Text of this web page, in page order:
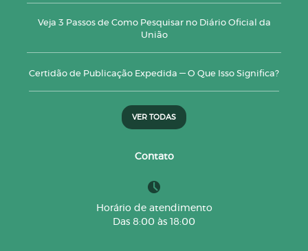
Veja 3 Passos de Como Pesquisar no Diário Oficial da
União
Certidão de Publicação Expedida — O Que Isso Significa?
VER TODAS
Contato
Horário de atendimento
Das 8:00 às 18:00